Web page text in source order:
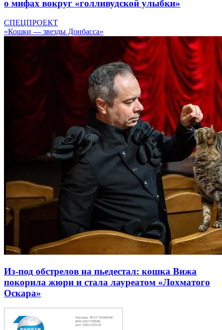
о мифах вокруг «голливудской улыбки»
СПЕЦПРОЕКТ
«Кошки — звезды Донбасса»
Из-под обстрелов на пьедестал: кошка Вижа
покорила жюри и стала лауреатом «Лохматого
Оскара»